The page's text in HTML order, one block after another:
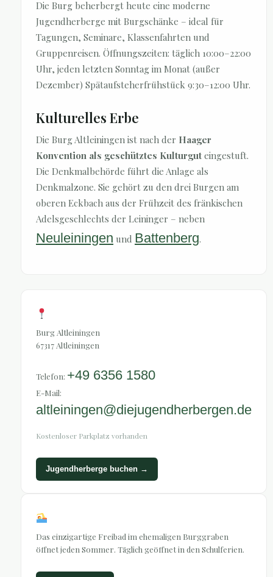
Die Burg beherbergt heute eine moderne
Jugendherberge mit Burgschänke – ideal für
Tagungen, Seminare, Klassenfahrten und
Gruppenreisen. Öffnungszeiten: täglich 10:00–22:00
Uhr, jeden letzten Sonntag im Monat (außer
Dezember) Spätaufsteherfrühstück 9:30–12:00 Uhr.
Kulturelles Erbe
Die Burg Altleiningen ist nach der Haager
Konvention als geschütztes Kulturgut eingestuft.
Die Denkmalbehörde führt die Anlage als
Denkmalzone. Sie gehört zu den drei Burgen am
oberen Eckbach aus der Frühzeit des fränkischen
Adelsgeschlechts der Leininger – neben
Neuleiningen und Battenberg.
Burg Altleiningen
67317 Altleiningen
Telefon: +49 6356 1580
E-Mail:
altleiningen@diejugendherbergen.de
Kostenloser Parkplatz vorhanden
Jugendherberge buchen →
Das einzigartige Freibad im ehemaligen Burggraben
öffnet jeden Sommer. Täglich geöffnet in den Schulferien.